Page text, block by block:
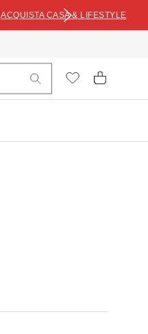
ACQUISTA CASA & LIFESTYLE